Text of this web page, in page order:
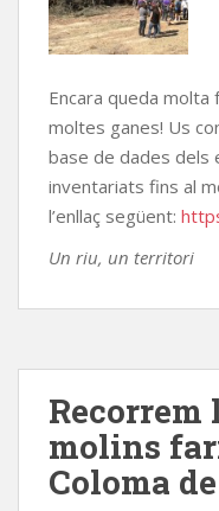
Encara queda
moltes ganes! Us
base de dades dels
inventariats fins al
l’enllaç següent:
Un riu, un territori
Recorrem
molins
Coloma